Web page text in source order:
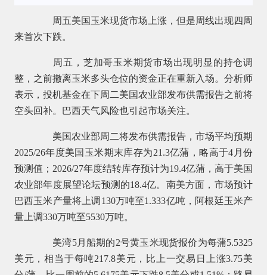
周五美国玉米现货市场上涨，但是周线出现四周
来首次下跌。
周五，芝加哥玉米期货市场出现明显的持仓调
整，之前撤离玉米多头仓位的资金正在重新入场。分析师
表示，投机基金在下周二美国农业部发布供需报告之前将
空头回补。巴西天气风险也引起市场关注。
美国农业部周二将发布供需报告，市场平均预期
2025/26年度美国玉米期末库存为21.3亿蒲，略高于4月份
预测值；2026/27年度结转库存预计为19.4亿蒲，高于美国
农业部年度展望论坛预测的18.4亿。南美方面，市场预计
巴西玉米产量将上调130万吨至1.333亿吨，阿根廷玉米产
量上调330万吨至5530万吨。
美湾5月船期的2号黄玉米现货报价为每蒲5.5325
美元，相当于每吨217.8美元，比上一交易日上涨3.75美